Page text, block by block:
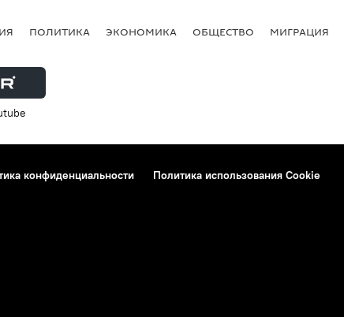
ПОЛИТИКА ЭКОНОМИКА ОБЩЕСТВО МИГРАЦИЯ
конфиденциальности
Политика использования Cookie